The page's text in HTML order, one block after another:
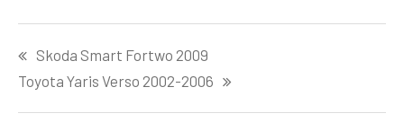
Skoda Smart Fortwo 2009
Toyota Yaris Verso 2002-2006